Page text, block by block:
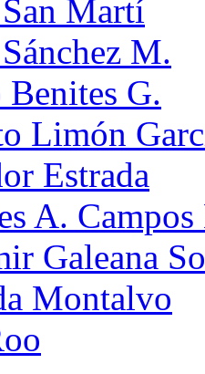
Martí
M.
G.
Limón
Estrada
A.
Galeana
Montalvo